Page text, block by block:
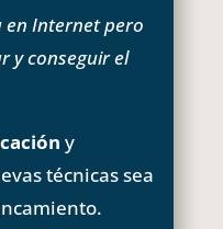
en Internet pero
y conseguir el
y
técnicas sea